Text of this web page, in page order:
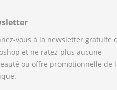
vous à la newsletter gratuite
et ne ratez plus aucune
ou offre promotionnelle de